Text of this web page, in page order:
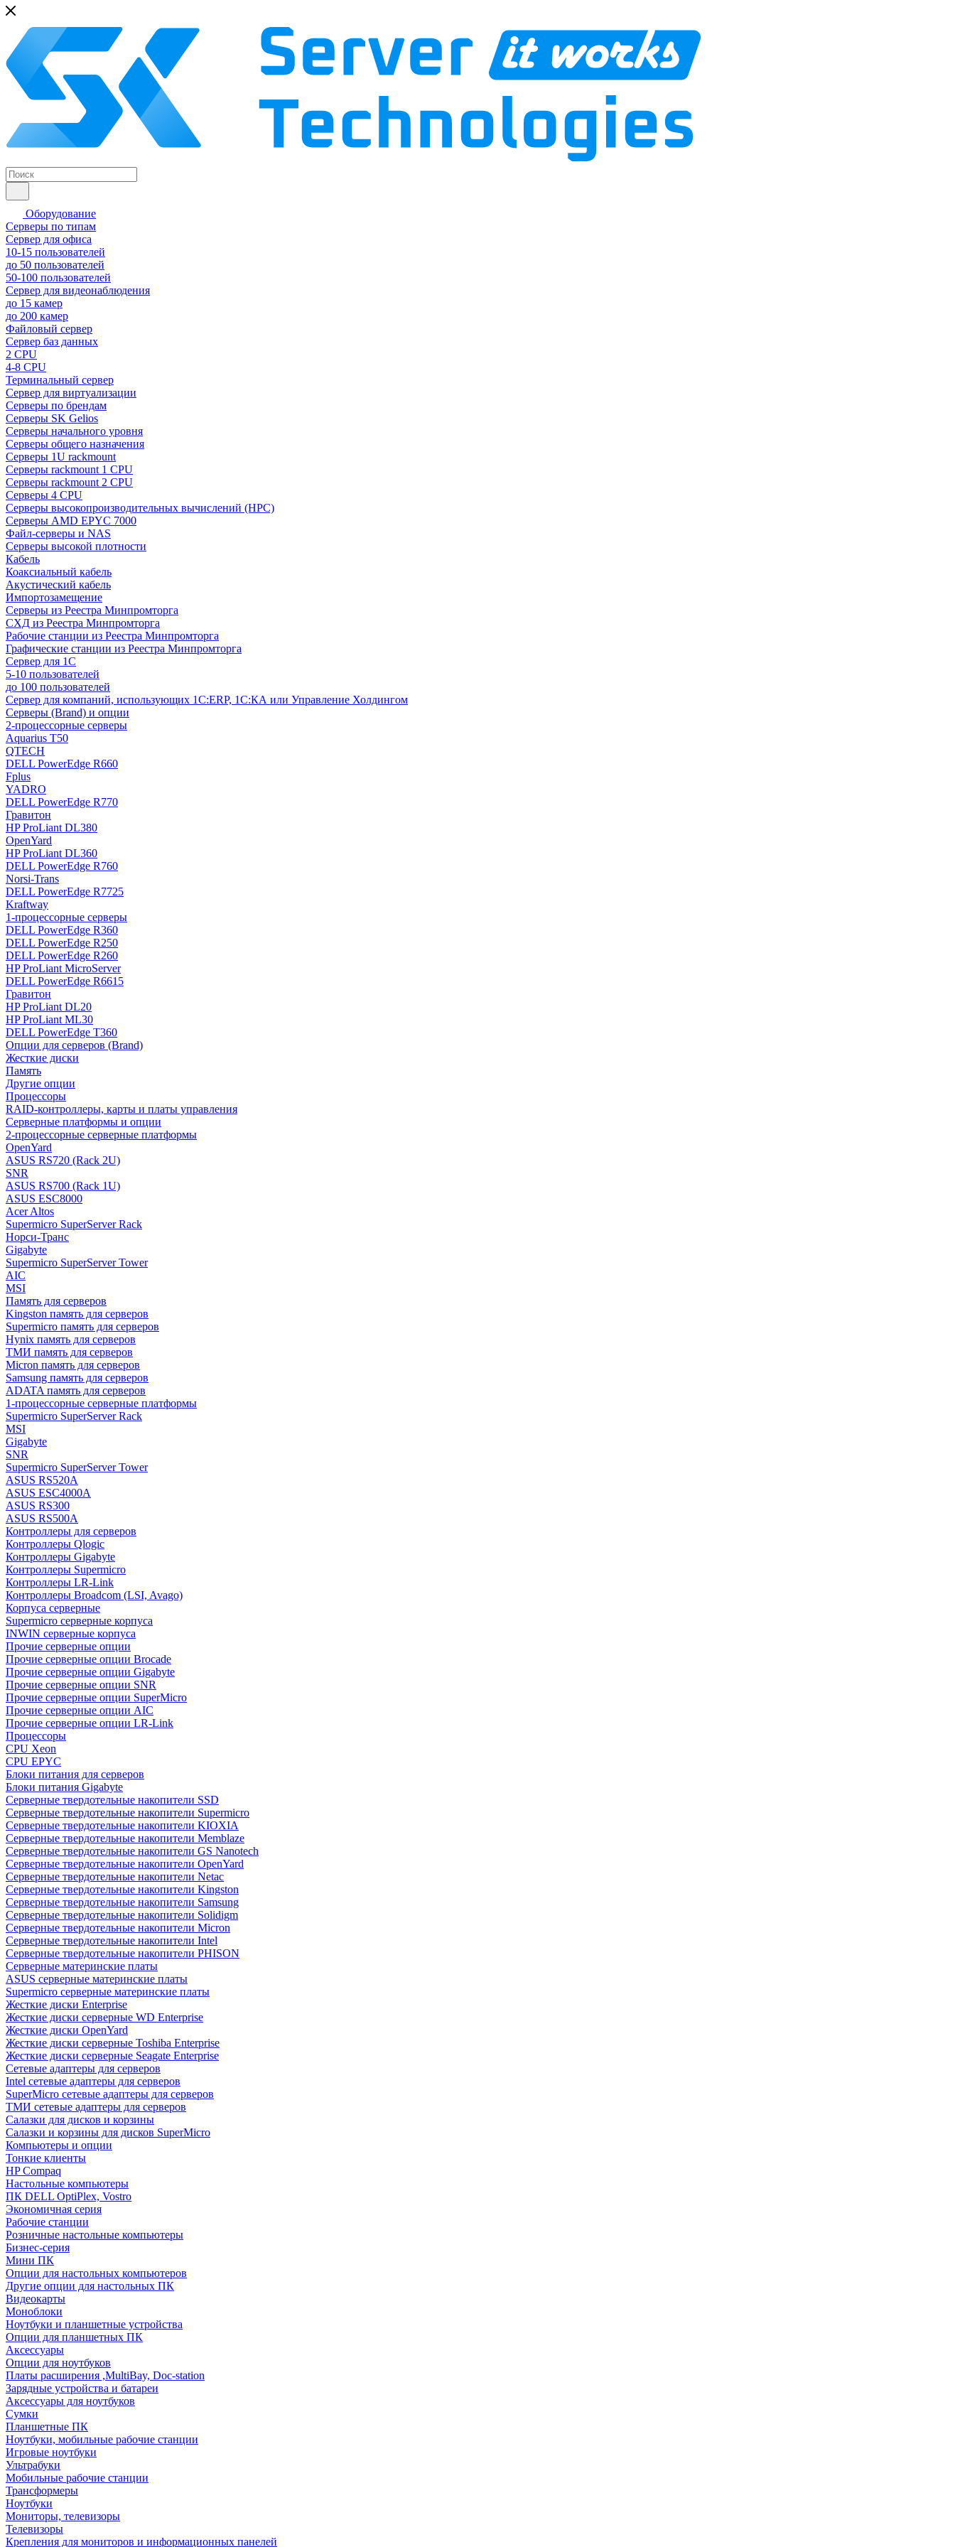
Оборудование
Серверы по типам
Сервер для офиса
10-15 пользователей
до 50 пользователей
50-100 пользователей
Сервер для видеонаблюдения
до 15 камер
до 200 камер
Файловый сервер
Сервер баз данных
2 CPU
4-8 CPU
Терминальный сервер
Сервер для виртуализации
Серверы по брендам
Серверы SK Gelios
Серверы начального уровня
Серверы общего назначения
Серверы 1U rackmount
Серверы rackmount 1 CPU
Серверы rackmount 2 CPU
Серверы 4 CPU
Серверы высокопроизводительных вычислений (HPC)
Серверы AMD EPYC 7000
Файл-серверы и NAS
Серверы высокой плотности
Кабель
Коаксиальный кабель
Акустический кабель
Импортозамещение
Серверы из Реестра Минпромторга
СХД из Реестра Минпромторга
Рабочие станции из Реестра Минпромторга
Графические станции из Реестра Минпромторга
Сервер для 1С
5-10 пользователей
до 100 пользователей
Сервер для компаний, использующих 1C:ERP, 1С:КА или Управление Холдингом
Серверы (Brand) и опции
2-процессорные серверы
Aquarius T50
QTECH
DELL PowerEdge R660
Fplus
YADRO
DELL PowerEdge R770
Гравитон
HP ProLiant DL380
OpenYard
HP ProLiant DL360
DELL PowerEdge R760
Norsi-Trans
DELL PowerEdge R7725
Kraftway
1-процессорные серверы
DELL PowerEdge R360
DELL PowerEdge R250
DELL PowerEdge R260
HP ProLiant MicroServer
DELL PowerEdge R6615
Гравитон
HP ProLiant DL20
HP ProLiant ML30
DELL PowerEdge T360
Опции для серверов (Brand)
Жесткие диски
Память
Другие опции
Процессоры
RAID-контроллеры, карты и платы управления
Серверные платформы и опции
2-процессорные серверные платформы
OpenYard
ASUS RS720 (Rack 2U)
SNR
ASUS RS700 (Rack 1U)
ASUS ESC8000
Acer Altos
Supermicro SuperServer Rack
Норси-Транс
Gigabyte
Supermicro SuperServer Tower
AIC
MSI
Память для серверов
Kingston память для серверов
Supermicro память для серверов
Hynix память для серверов
ТМИ память для серверов
Micron память для серверов
Samsung память для серверов
ADATA память для серверов
1-процессорные серверные платформы
Supermicro SuperServer Rack
MSI
Gigabyte
SNR
Supermicro SuperServer Tower
ASUS RS520A
ASUS ESC4000A
ASUS RS300
ASUS RS500A
Контроллеры для серверов
Контроллеры Qlogic
Контроллеры Gigabyte
Контроллеры Supermicro
Контроллеры LR-Link
Контроллеры Broadcom (LSI, Avago)
Корпуса серверные
Supermicro серверные корпуса
INWIN серверные корпуса
Прочие серверные опции
Прочие серверные опции Brocade
Прочие серверные опции Gigabyte
Прочие серверные опции SNR
Прочие серверные опции SuperMicro
Прочие серверные опции AIC
Прочие серверные опции LR-Link
Процессоры
CPU Xeon
CPU EPYC
Блоки питания для серверов
Блоки питания Gigabyte
Серверные твердотельные накопители SSD
Cерверные твердотельные накопители Supermicro
Cерверные твердотельные накопители KIOXIA
Cерверные твердотельные накопители Memblaze
Cерверные твердотельные накопители GS Nanotech
Серверные твердотельные накопители OpenYard
Серверные твердотельные накопители Netac
Cерверные твердотельные накопители Kingston
Cерверные твердотельные накопители Samsung
Cерверные твердотельные накопители Solidigm
Cерверные твердотельные накопители Micron
Cерверные твердотельные накопители Intel
Cерверные твердотельные накопители PHISON
Серверные материнские платы
ASUS серверные материнские платы
Supermicro серверные материнские платы
Жесткие диски Enterprise
Жесткие диски серверные WD Enterprise
Жесткие диски OpenYard
Жесткие диски серверные Toshiba Enterprise
Жесткие диски серверные Seagate Enterprise
Сетевые адаптеры для серверов
Intel сетевые адаптеры для серверов
SuperMicro сетевые адаптеры для серверов
ТМИ сетевые адаптеры для серверов
Салазки для дисков и корзины
Салазки и корзины для дисков SuperMicro
Компьютеры и опции
Тонкие клиенты
HP Compaq
Настольные компьютеры
ПК DELL OptiPlex, Vostro
Экономичная серия
Рабочие станции
Розничные настольные компьютеры
Бизнес-серия
Мини ПК
Опции для настольных компьютеров
Другие опции для настольных ПК
Видеокарты
Моноблоки
Ноутбуки и планшетные устройства
Опции для планшетных ПК
Аксессуары
Опции для ноутбуков
Платы расширения ,MultiBay, Doc-station
Зарядные устройства и батареи
Аксессуары для ноутбуков
Сумки
Планшетные ПК
Ноутбуки, мобильные рабочие станции
Игровые ноутбуки
Ультрабуки
Мобильные рабочие станции
Трансформеры
Ноутбуки
Мониторы, телевизоры
Телевизоры
Крепления для мониторов и информационных панелей